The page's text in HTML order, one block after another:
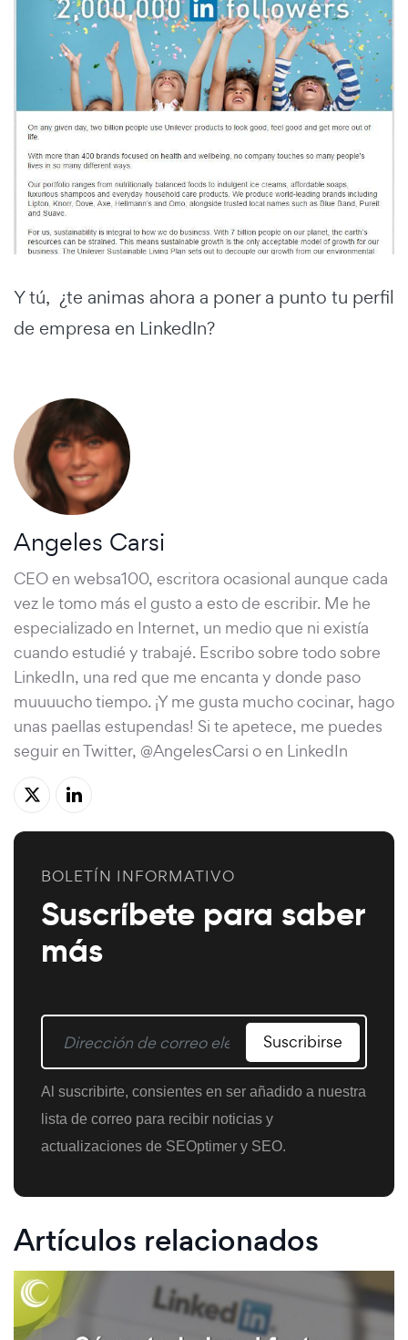
Y tú, ¿te animas ahora a poner a punto tu perfil
de empresa en LinkedIn?
Angeles Carsi
CEO en websa100, escritora ocasional aunque cada
vez le tomo más el gusto a esto de escribir. Me he
especializado en Internet, un medio que ni existía
cuando estudié y trabajé. Escribo sobre todo sobre
LinkedIn, una red que me encanta y donde paso
muuuucho tiempo. ¡Y me gusta mucho cocinar, hago
unas paellas estupendas! Si te apetece, me puedes
seguir en Twitter, @AngelesCarsi o en LinkedIn
BOLETÍN INFORMATIVO
Suscríbete para saber
más
Suscribirse
Al suscribirte, consientes en ser añadido a nuestra
lista de correo para recibir noticias y
actualizaciones de SEOptimer y SEO.
Artículos relacionados